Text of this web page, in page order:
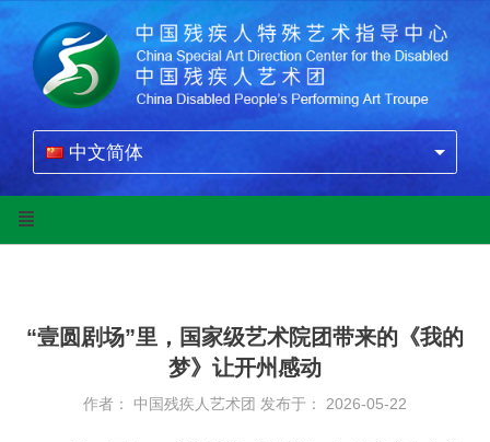
中文简体
“壹圆剧场”里，国家级艺术院团带来的《我的
梦》让开州感动
作者： 中国残疾人艺术团 发布于： 2026-05-22